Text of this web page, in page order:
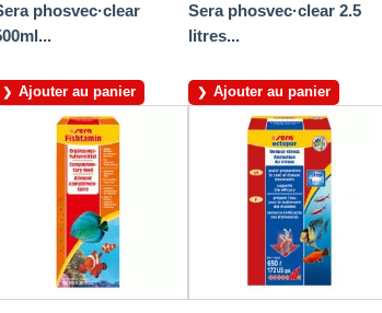
phosvec·clear
Ajouter au panier
Sera phosvec·clear 2.5
litres...
Ajouter au panier